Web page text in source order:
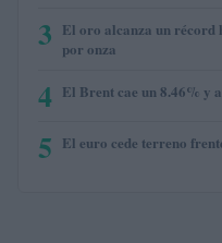
3 El oro alcanza un récord
por onza
4 El Brent cae un 8.46% y
5 El euro cede terreno